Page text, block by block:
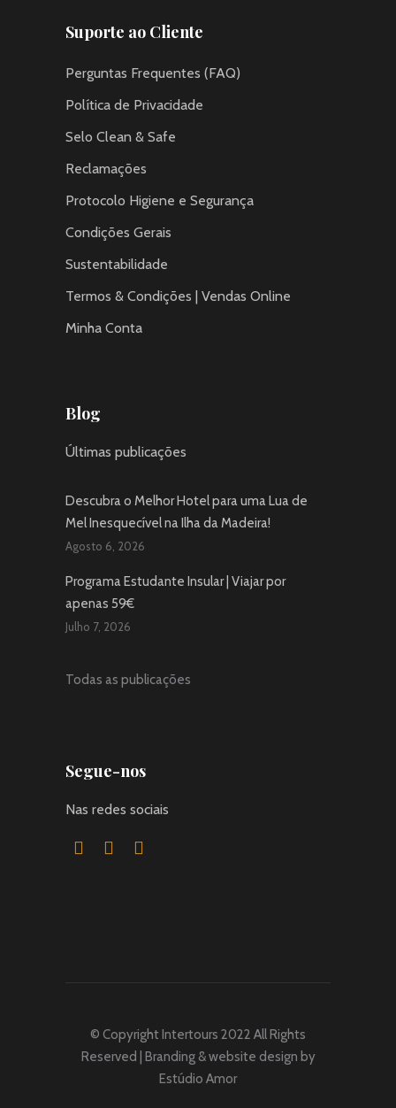
Suporte ao Cliente
Perguntas Frequentes (FAQ)
Política de Privacidade
Selo Clean & Safe
Reclamações
Protocolo Higiene e Segurança
Condições Gerais
Sustentabilidade
Termos & Condições | Vendas Online
Minha Conta
Blog
Últimas publicações
Descubra o Melhor Hotel para uma Lua de
Mel Inesquecível na Ilha da Madeira!
Agosto 6, 2026
Programa Estudante Insular | Viajar por
apenas 59€
Julho 7, 2026
Todas as publicações
Segue-nos
Nas redes sociais
© Copyright Intertours 2022 All Rights
Reserved | Branding & website design by
Estúdio Amor